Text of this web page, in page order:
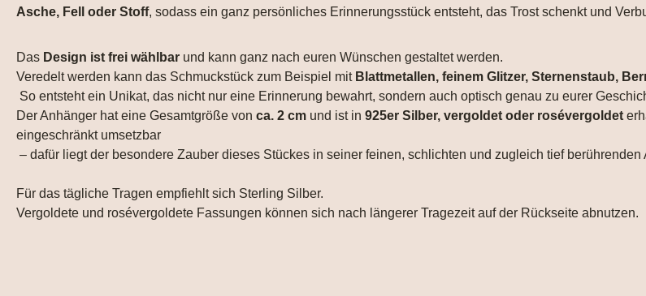
Asche, Fell oder Stoff, sodass ein ganz persönliches Erinnerungsstück entsteht, das Trost schenkt und
Das Design ist frei wählbar und kann ganz nach euren Wünschen gestaltet werden.
Veredelt werden kann das Schmuckstück zum Beispiel mit Blattmetallen, feinem Glitzer, Sternenstaub,
So entsteht ein Unikat, das nicht nur eine Erinnerung bewahrt, sondern auch optisch genau zu eurer
Der Anhänger hat eine Gesamtgröße von ca. 2 cm und ist in 925er Silber, vergoldet oder rosévergoldet
eingeschränkt umsetzbar
– dafür liegt der besondere Zauber dieses Stückes in seiner feinen, schlichten und zugleich tief berührenden
Für das tägliche Tragen empfiehlt sich Sterling Silber.
Vergoldete und rosévergoldete Fassungen können sich nach längerer Tragezeit auf der Rückseite abnutzen.